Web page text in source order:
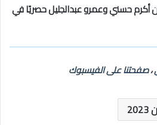
أكرم حسني وعمرو عبدالجليل حصريًا في
،صفحتنا على الفيسبوك